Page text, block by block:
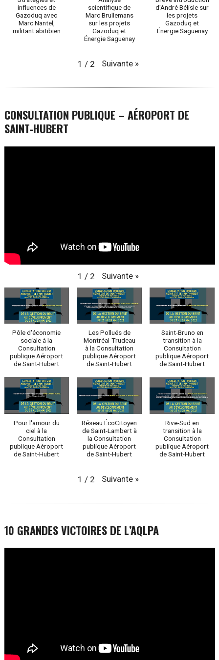
influences de
Gazoduq avec
Marc Nantel,
militant abitibien
scientifique de
Marc Brullemans
sur les projets
Gazoduq et
Énergie Saguenay
d’André Bélisle sur
les projets
Gazoduq et
Énergie Saguenay
1 / 2 Suivante »
CONSULTATION PUBLIQUE – AÉROPORT DE
SAINT-HUBERT
1 / 2 Suivante »
Pôle d'économie
sociale à la
Consultation
publique Aéroport
de Saint-Hubert
Les Pollués de
Montréal-Trudeau
à la Consultation
publique Aéroport
de Saint-Hubert
Saint-Bruno en
transition à la
Consultation
publique Aéroport
de Saint-Hubert
Pour l'amour du
ciel à la
Consultation
publique Aéroport
de Saint-Hubert
Réseau ÉcoCitoyen
de Saint-Lambert à
la Consultation
publique Aéroport
de Saint-Hubert
Rive-Sud en
transition à la
Consultation
publique Aéroport
de Saint-Hubert
1 / 2 Suivante »
10 GRANDES VICTOIRES DE L’AQLPA